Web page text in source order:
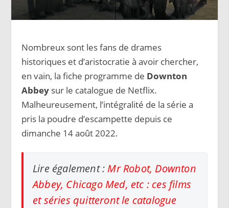
Nombreux sont les fans de drames
historiques et d’aristocratie à avoir chercher,
en vain, la fiche programme de Downton
Abbey sur le catalogue de Netflix.
Malheureusement, l’intégralité de la série a
pris la poudre d’escampette depuis ce
dimanche 14 août 2022.
Lire également : Mr Robot, Downton
Abbey, Chicago Med, etc : ces films
et séries quitteront le catalogue